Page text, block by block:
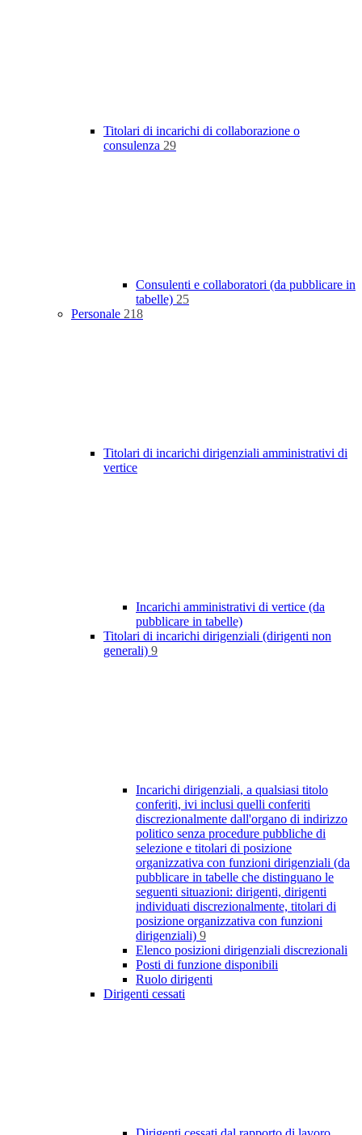
Titolari di incarichi di collaborazione o
consulenza 29
Consulenti e collaboratori (da pubblicare in
tabelle) 25
Personale 218
Titolari di incarichi dirigenziali amministrativi di
vertice
Incarichi amministrativi di vertice (da
pubblicare in tabelle)
Titolari di incarichi dirigenziali (dirigenti non
generali) 9
Incarichi dirigenziali, a qualsiasi titolo
conferiti, ivi inclusi quelli conferiti
discrezionalmente dall'organo di indirizzo
politico senza procedure pubbliche di
selezione e titolari di posizione
organizzativa con funzioni dirigenziali (da
pubblicare in tabelle che distinguano le
seguenti situazioni: dirigenti, dirigenti
individuati discrezionalmente, titolari di
posizione organizzativa con funzioni
dirigenziali) 9
Elenco posizioni dirigenziali discrezionali
Posti di funzione disponibili
Ruolo dirigenti
Dirigenti cessati